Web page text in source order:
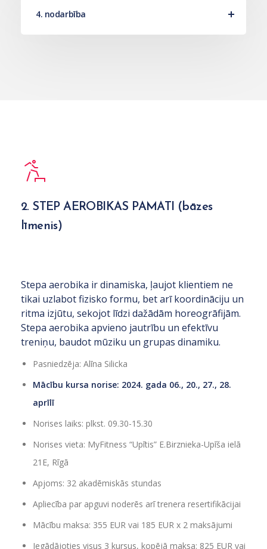
4. nodarbība
2. STEP AEROBIKAS PAMATI (bāzes
līmenis)
Stepa aerobika ir dinamiska, ļaujot klientiem ne
tikai uzlabot fizisko formu, bet arī koordināciju un
ritma izjūtu, sekojot līdzi dažādām horeogrāfijām.
Stepa aerobika apvieno jautrību un efektīvu
treniņu, baudot mūziku un grupas dinamiku.
Pasniedzēja: Alīna Silicka
Mācību kursa norise: 2024. gada 06., 20., 27., 28.
aprīlī
Norises laiks: plkst. 09.30-15.30
Norises vieta: MyFitness “Upītis” E.Birznieka-Upīša ielā
21E, Rīgā
Apjoms: 32 akadēmiskās stundas
Apliecība par apguvi noderēs arī trenera resertifikācijai
Mācību maksa: 355 EUR vai 185 EUR x 2 maksājumi
Iegādājoties visus 3 kursus, kopējā maksa: 825 EUR vai